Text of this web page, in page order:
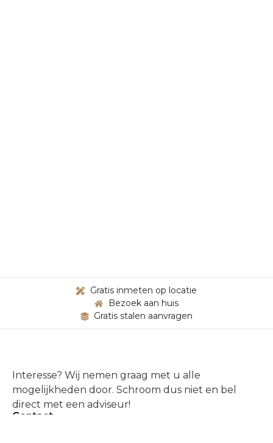
Gratis inmeten op locatie
Bezoek aan huis
Gratis stalen aanvragen
Interesse? Wij nemen graag met u alle
mogelijkheden door. Schroom dus niet en bel
direct met een adviseur!
Contact